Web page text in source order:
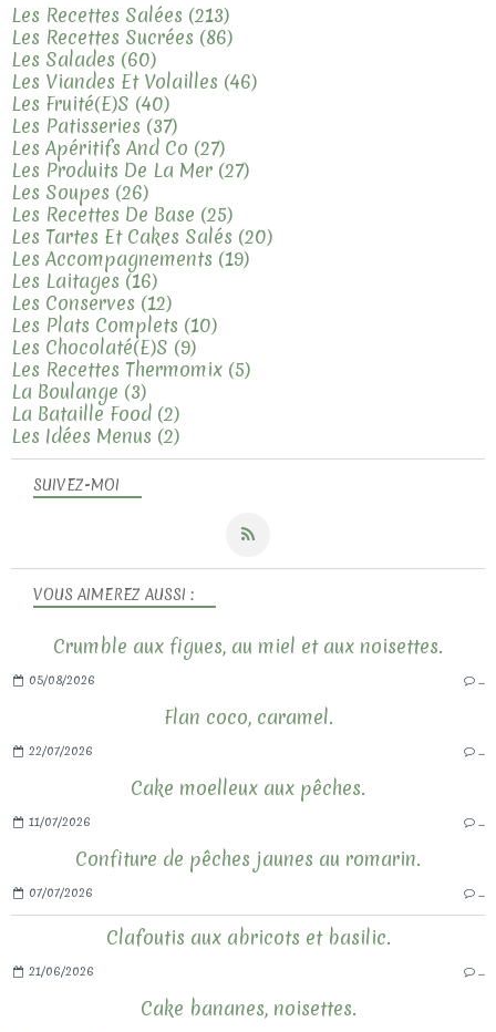
SUIVEZ-MOI
VOUS AIMEREZ AUSSI :
Crumble aux figues, au miel et aux noisettes.
05/08/2026
Flan coco, caramel.
22/07/2026
Cake moelleux aux pêches.
11/07/2026
Confiture de pêches jaunes au romarin.
07/07/2026
Clafoutis aux abricots et basilic.
21/06/2026
Cake bananes, noisettes.
Les Recettes Salées (213)
Les Recettes Sucrées (86)
Les Salades (60)
Les Viandes Et Volailles (46)
Les Fruité(e)s (40)
Les Patisseries (37)
Les Apéritifs And Co (27)
Les Produits De La Mer (27)
Les Soupes (26)
Les Recettes De Base (25)
Les Tartes Et Cakes Salés (20)
Les Accompagnements (19)
Les Laitages (16)
Les Conserves (12)
Les Plats Complets (10)
Les Chocolaté(e)s (9)
Les Recettes Thermomix (5)
La Boulange (3)
La Bataille Food (2)
Les Idées Menus (2)